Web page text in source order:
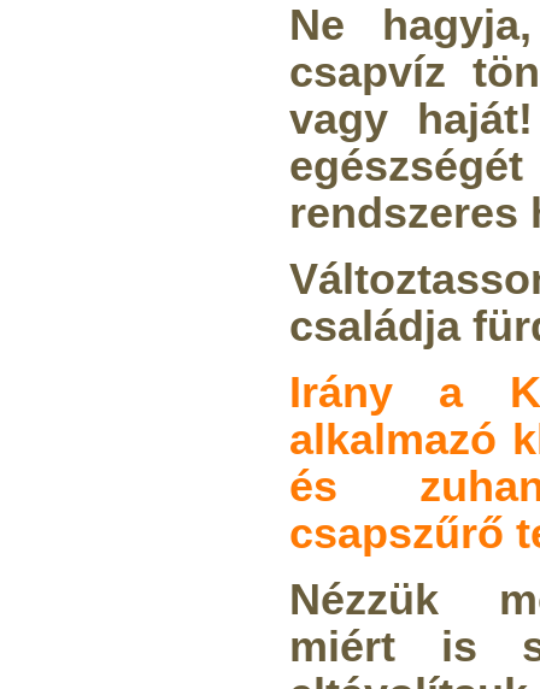
Ne
csapvíz
vagy
rendszeres
családja
Irány a
alkalmazó
és
csapszűrő
Nézzük
miért is